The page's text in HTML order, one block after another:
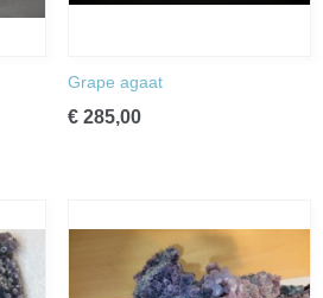
Grape agaat
€ 285,00